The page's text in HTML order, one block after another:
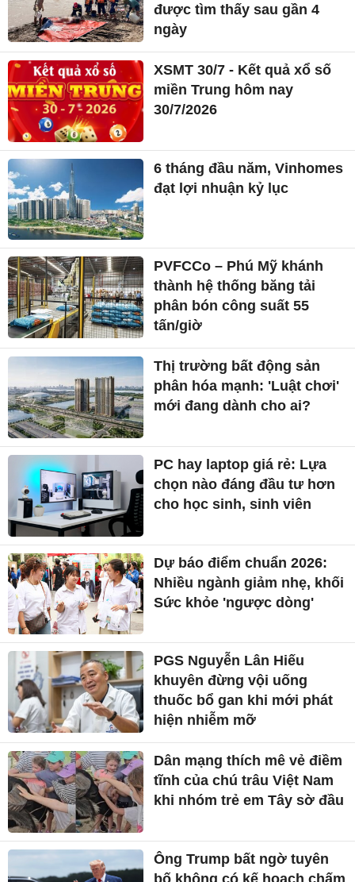
được tìm thấy sau gần 4
ngày
XSMT 30/7 - Kết quả xổ số
miền Trung hôm nay
30/7/2026
6 tháng đầu năm, Vinhomes
đạt lợi nhuận kỷ lục
PVFCCo – Phú Mỹ khánh
thành hệ thống băng tải
phân bón công suất 55
tấn/giờ
Thị trường bất động sản
phân hóa mạnh: 'Luật chơi'
mới đang dành cho ai?
PC hay laptop giá rẻ: Lựa
chọn nào đáng đầu tư hơn
cho học sinh, sinh viên
Dự báo điểm chuẩn 2026:
Nhiều ngành giảm nhẹ, khối
Sức khỏe 'ngược dòng'
PGS Nguyễn Lân Hiếu
khuyên đừng vội uống
thuốc bổ gan khi mới phát
hiện nhiễm mỡ
Dân mạng thích mê vẻ điềm
tĩnh của chú trâu Việt Nam
khi nhóm trẻ em Tây sờ đầu
Ông Trump bất ngờ tuyên